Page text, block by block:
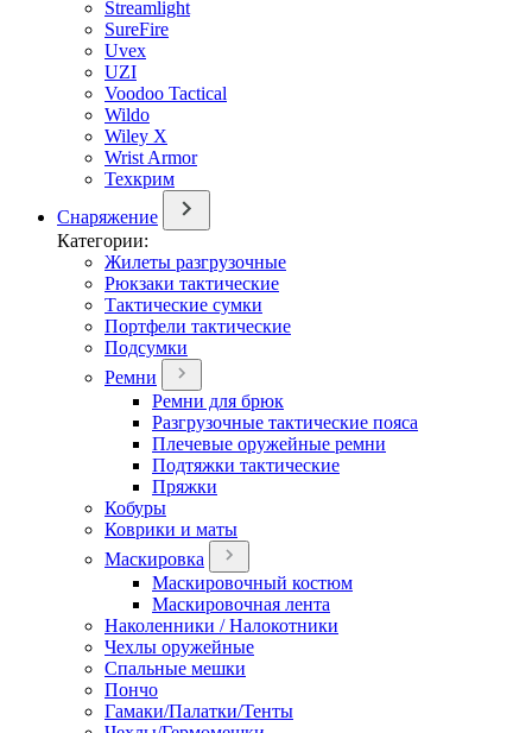
Streamlight
SureFire
Uvex
UZI
Voodoo Tactical
Wildo
Wiley X
Wrist Armor
Техкрим
Снаряжение
Категории:
Жилеты разгрузочные
Рюкзаки тактические
Тактические сумки
Портфели тактические
Подсумки
Ремни
Ремни для брюк
Разгрузочные тактические пояса
Плечевые оружейные ремни
Подтяжки тактические
Пряжки
Кобуры
Коврики и маты
Маскировка
Маскировочный костюм
Маскировочная лента
Наколенники / Налокотники
Чехлы оружейные
Спальные мешки
Пончо
Гамаки/Палатки/Тенты